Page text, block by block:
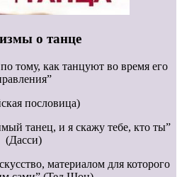
о танце
тому, как танцуют во время его
пословица)
танец, и я скажу тебе, кто ты”
(Дасси)
материалом для которого